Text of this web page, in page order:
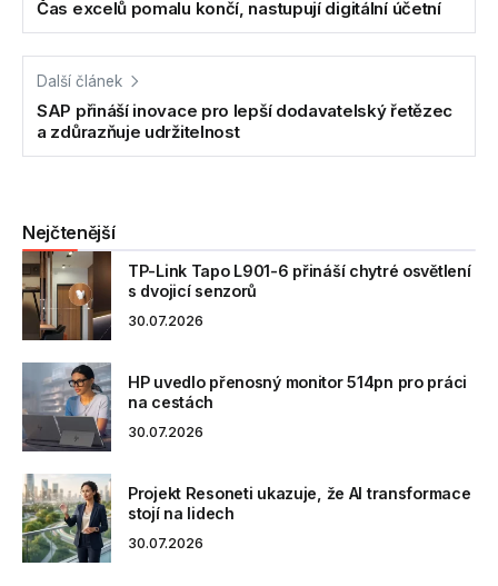
Čas excelů pomalu končí, nastupují digitální účetní
Další článek
SAP přináší inovace pro lepší dodavatelský řetězec
a zdůrazňuje udržitelnost
Nejčtenější
TP-Link Tapo L901-6 přináší chytré osvětlení
s dvojicí senzorů
30.07.2026
HP uvedlo přenosný monitor 514pn pro práci
na cestách
30.07.2026
Projekt Resoneti ukazuje, že AI transformace
stojí na lidech
30.07.2026